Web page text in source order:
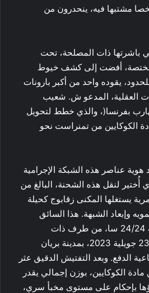
توقيف 16 شخصا مشتبها فيه، ينحدرون من
باشرتها ذات المصلحة، تحت
أفضت إلى كشف خيوط
يقوده واحد من أكبر بارونات
العقلية، المدعو ش. شعيب
بفرنسا(، والذي خطط لتحويل
الكوكايين من تمنراست نحو
هوية عناصر هذه الشبكة الإجرامية
أُختير لنقل هذه الشحنة، البالغ من
عمرية يستغلها المكنى زقابوج كحيلة
وإبعاد الشبهة. هذا السائق
الستيني كان تحت المراقبة 24/24 سا، من طرف ذات
المصلحة، ليتم توقيفه يوم 23 جويلية 2023، بمدينة بريان
الدفع. وبعد التفتيش الدقيق عثر
صفيحة من مادة الكوكايين، بوزن إجمالي يقدر
غ، تم إخفاؤها بإحكام على مستوى مخبأ سري،